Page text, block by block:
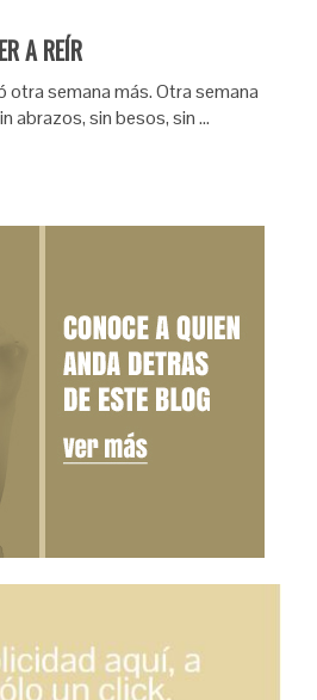
A REÍR
otra semana más. Otra semana
abrazos, sin besos, sin …